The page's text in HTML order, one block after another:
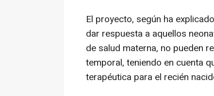
El proyecto, según ha
dar respuesta a aquellos
de salud materna, no pueden
temporal, teniendo en cuenta
terapéutica para el recién